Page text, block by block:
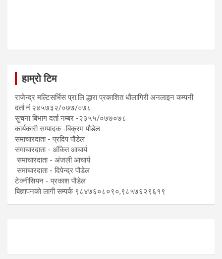
हाम्रो टिम
राजेन्द्र मल्टिसर्भिस प्रा.लि द्धारा प्रकाशित धाैलागिरी अनलाइन कम्पनी
दर्ता.नं.२४५७३२/०७७/०७८
सुचना बिभाग दर्ता नम्बर -२३५५/०७७०७८
कार्यकारी सम्पादक -बिक्रम पौडेल
समाचारदाता - प्रदिप पौडेल
समाचारदाता - अंकित आचार्य
समाचारदाता - अंजली आचार्य
समाचारदाता - दिपेन्द्र पौडेल
टेक्नीसियन - प्रकाश पौडेल
बिज्ञापनकाे लागी सम्पर्क ९८४७६०८०९०,९८५७६२९६१९